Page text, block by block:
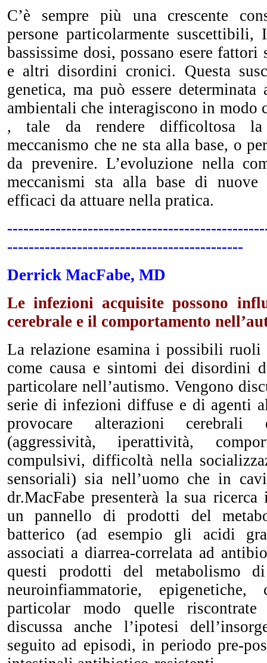
C’è sempre più una crescente
persone particolarmente
bassissime dosi, possano esere
e altri disordini cronici. Questa
genetica, ma può essere
ambientali che interagiscono in modo
, tale da rendere difficoltosa la
meccanismo che ne sta alla base, o
da prevenire. L’evoluzione nella
meccanismi sta alla base di nuove
efficaci da attuare nella pratica.
--------------------------------------------
Derrick MacFabe, MD
Le infezioni acquisite possono
cerebrale e il comportamento
La relazione esamina i possibili
come causa e sintomi dei disordini
particolare nell’autismo. Vengono
serie di infezioni diffuse e di agenti
provocare alterazioni cerebrali
(aggressività, iperattività,
compulsivi, difficoltà nella
sensoriali) sia nell’uomo che in
dr.MacFabe presenterà la sua
un pannello di prodotti del
batterico (ad esempio gli acidi
associati a diarrea-correlata ad
questi prodotti del metabolismo
neuroinfiammatorie, epigenetiche,
particolar modo quelle riscontrate
discussa anche l’ipotesi
seguito ad episodi, in periodo pre-